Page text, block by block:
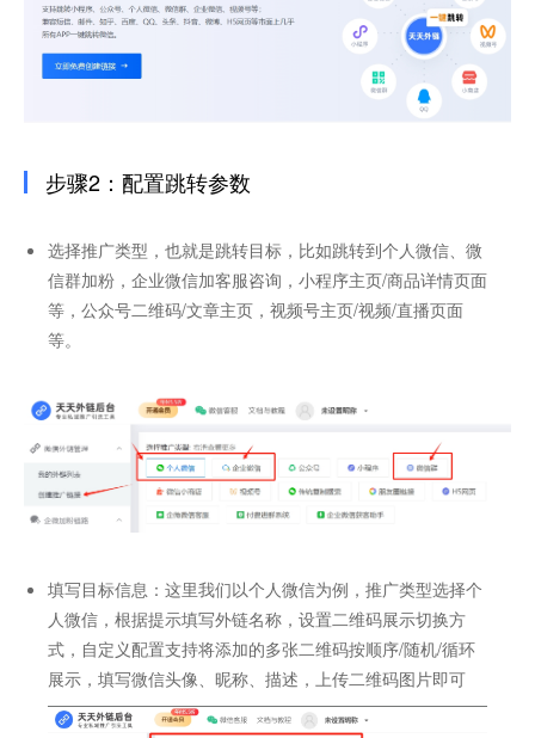
步骤2：配置跳转参数
选择推广类型，也就是跳转目标，比如跳转到个人微信、微
信群加粉，企业微信加客服咨询，小程序主页/商品详情页面
等，公众号二维码/文章主页，视频号主页/视频/直播页面
等。
填写目标信息：这里我们以个人微信为例，推广类型选择个
人微信，根据提示填写外链名称，设置二维码展示切换方
式，自定义配置支持将添加的多张二维码按顺序/随机/循环
展示，填写微信头像、昵称、描述，上传二维码图片即可